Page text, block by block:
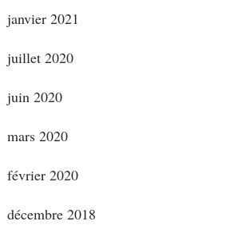
janvier 2021
juillet 2020
juin 2020
mars 2020
février 2020
décembre 2018